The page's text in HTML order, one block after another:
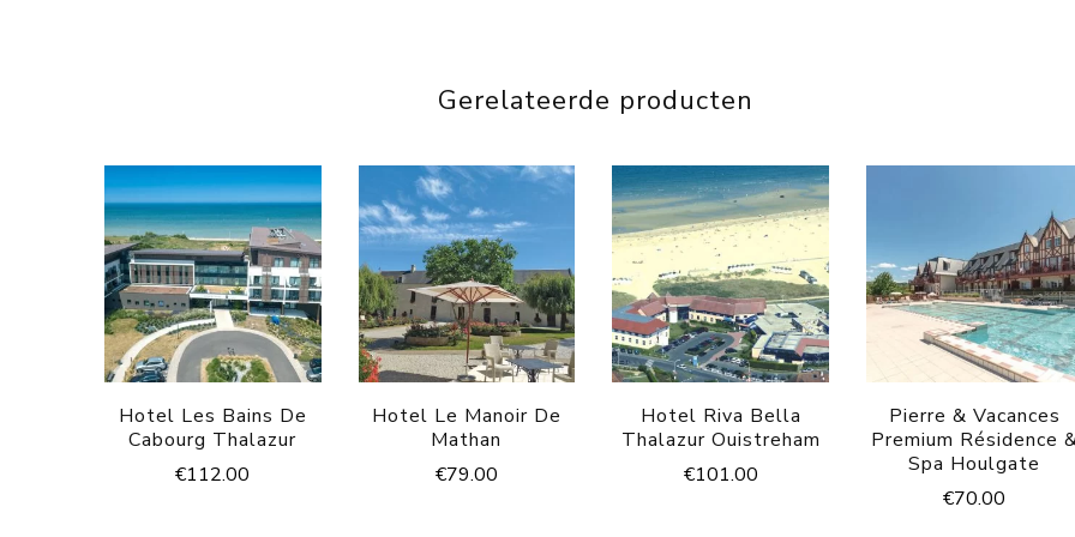
Gerelateerde producten
Hotel Les Bains De
Cabourg Thalazur
€112.00
Hotel Le Manoir De
Mathan
€79.00
Hotel Riva Bella
Thalazur Ouistreham
€101.00
Pierre & Vacances
Premium Résidence
Spa Houlgate
€70.00